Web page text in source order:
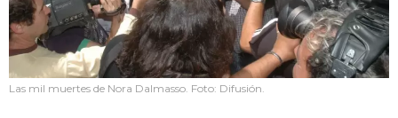
Las mil muertes de Nora Dalmasso. Foto: Difusión.